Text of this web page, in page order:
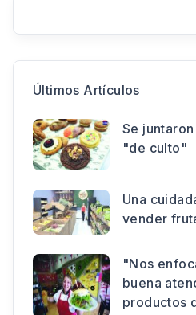
Últimos Artículos
Se
"de culto"
Una
vender
"Nos
buena
productos